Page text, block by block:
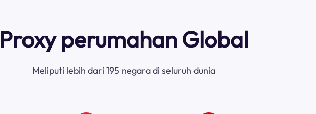
Proxy perumahan Global
Meliputi lebih dari 195 negara di seluruh dunia